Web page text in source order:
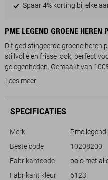
Spaar 4% korting bij elke
PME LEGEND GROENE HEREN
Dit gedistingeerde groene heren
stijlvolle en frisse look, perfect
gelegenheden. Gemaakt van
huid, terwijl de regular fit
geheel een moderne uitstraling.
een extra verfijnd detail toe aan
combineren is met zowel een
ontspannen weekend of een
je comfortabel en stijlvol.
is het een must-have voor je
Lees meer
SPECIFICATIES
Merk
Pme legend
Bestelcode
10208200
Fabrikantcode
polo met
Fabrikant kleur
6123